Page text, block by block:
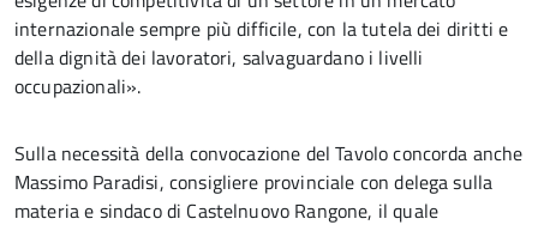
internazionale sempre più difficile, con la tutela dei diritti e
della dignità dei lavoratori, salvaguardano i livelli
occupazionali».
Sulla necessità della convocazione del Tavolo concorda anche
Massimo Paradisi, consigliere provinciale con delega sulla
materia e sindaco di Castelnuovo Rangone, il quale